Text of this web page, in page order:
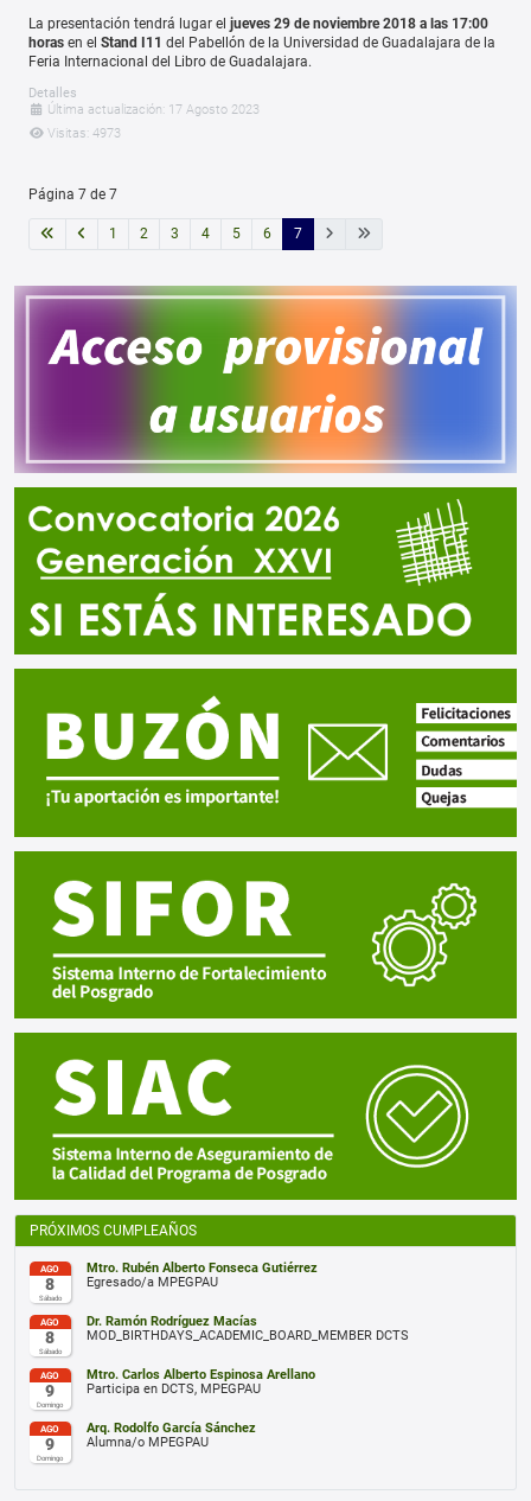
La presentación tendrá lugar el jueves 29 de noviembre 2018 a las 17:00
horas en el Stand I11 del Pabellón de la Universidad de Guadalajara de la
Feria Internacional del Libro de Guadalajara.
Detalles
Última actualización: 17 Agosto 2023
Visitas: 4973
Página 7 de 7
1 2 3 4 5 6 7
PRÓXIMOS CUMPLEAÑOS
AGO
8
Sábado
Mtro. Rubén Alberto Fonseca Gutiérrez
Egresado/a MPEGPAU
AGO
8
Sábado
Dr. Ramón Rodríguez Macías
MOD_BIRTHDAYS_ACADEMIC_BOARD_MEMBER DCTS
AGO
9
Domingo
Mtro. Carlos Alberto Espinosa Arellano
Participa en DCTS, MPEGPAU
AGO
9
Domingo
Arq. Rodolfo García Sánchez
Alumna/o MPEGPAU